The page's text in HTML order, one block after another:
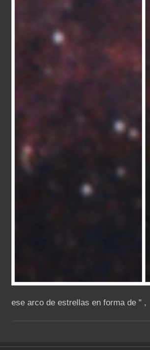
ese arco de estrellas en forma de "